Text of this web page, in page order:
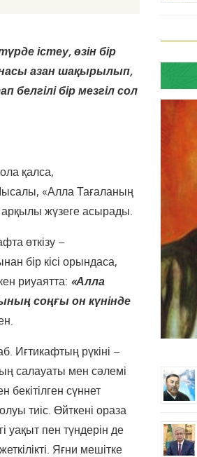
істеу, өзін бір
азан шақырылып,
бір мезгіл сол
қалса,
«Алла Тағаланың
жүзеге асырады.
өткізу –
бір кісі орындаса,
риуаятта: «Алла
соңғы он күнінде
Иғтикафтың рүкіні –
салауаты мен сәлемі
бекітілген сүннет
тиіс. Өйткені ораза
уақыт пен түндерін де
Яғни мешітке